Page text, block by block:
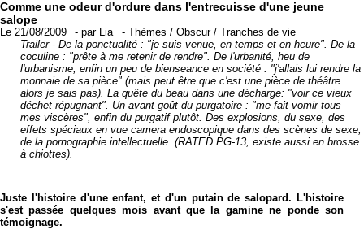
Comme une odeur d'ordure dans l'entrecuisse d'une jeune
salope
Le 21/08/2009 -par Lia - Thèmes / Obscur/ Tranches de vie
Trailer - De la ponctualité : "je suis venue, en temps et en heure". De la
coculine : "prête à me retenir de rendre". De l'urbanité, heu de
l'urbanisme, enfin un peu de bienseance en société : "j'allais lui rendre la
monnaie de sa pièce" (mais peut être que c'est une pièce de théâtre
alors je sais pas). La quête du beau dans une décharge: "voir ce vieux
déchet répugnant". Un avant-goût du purgatoire : "me fait vomir tous
mes viscères", enfin du purgatif plutôt. Des explosions, du sexe, des
effets spéciaux en vue camera endoscopique dans des scènes de sexe,
de la pornographie intellectuelle. (RATED PG-13, existe aussi en brosse
à chiottes).
Juste l'histoire d'une enfant, et d'un putain de salopard. L'histoire
s'est passée quelques mois avant que la gamine ne ponde son
témoignage.